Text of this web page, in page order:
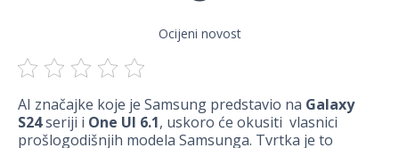
Ocijeni novost
AI značajke koje je Samsung predstavio na Galaxy
S24seriji i One UI 6.1, uskoro će okusiti vlasnici
prošlogodišnjih modela Samsunga. Tvrtka je to